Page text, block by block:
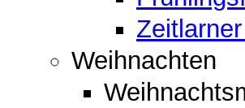
Weihnachten